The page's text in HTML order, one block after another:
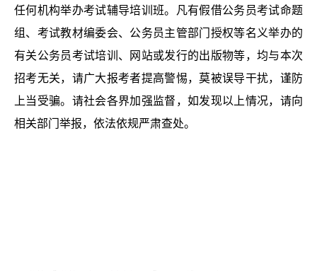
任何机构举办考试辅导培训班。凡有假借公务员考试命题
组、考试教材编委会、公务员主管部门授权等名义举办的
有关公务员考试培训、网站或发行的出版物等，均与本次
招考无关，请广大报考者提高警惕，莫被误导干扰，谨防
上当受骗。请社会各界加强监督，如发现以上情况，请向
相关部门举报，依法依规严肃查处。